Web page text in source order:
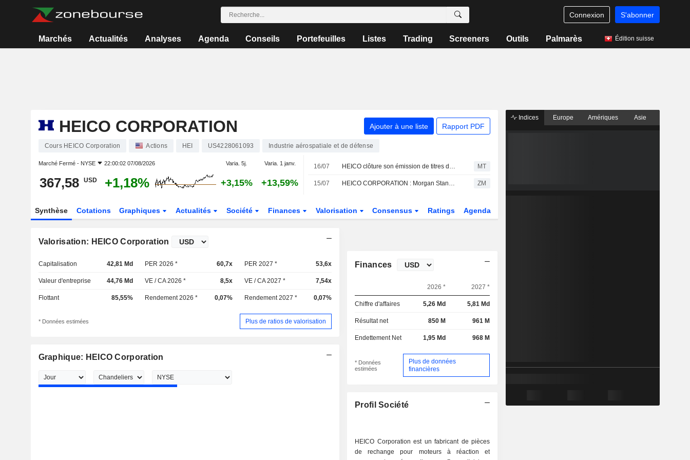
Connexion S'abonner
Marchés Actualités Analyses Agenda Conseils Portefeuilles Listes Trading Screeners Outils Palmarès Édition suisse
HEICO CORPORATION Ajouter à une liste Rapport PDF
Cours HEICO Corporation Actions HEI US4228061093 Industrie aérospatiale et de défense
Marché Fermé - NYSE 22:00:02 07/08/2026 Varia. 5j. Varia. 1 janv.
367,58 USD +1,18% +3,15% +13,59%
16/07 HEICO clôture son émission de titres de créance de premier rang MT
15/07 HEICO CORPORATION : Morgan Stanley neutre sur le dossier ZM
Synthèse Cotations Graphiques Actualités Société Finances Valorisation Consensus Ratings Agenda
Valorisation: HEICO Corporation
Capitalisation 42,81 Md PER 2026 * 60,7x PER 2027 * 53,6x
Valeur d'entreprise 44,76 Md VE / CA 2026 * 8,5x VE / CA 2027 * 7,54x
Flottant 85,55% Rendement 2026 * 0,07% Rendement 2027 * 0,07%
* Données estimées Plus de ratios de valorisation
Graphique: HEICO Corporation
Finances
2026 * 2027 *
Chiffre d'affaires 5,26 Md 5,81 Md
Résultat net 850 M 961 M
Endettement Net 1,95 Md 968 M
* Données
estimées
Plus de données
financières
Profil Société
HEICO Corporation est un fabricant de pièces
de rechange pour moteurs à réaction et
Indices Europe Amériques Asie